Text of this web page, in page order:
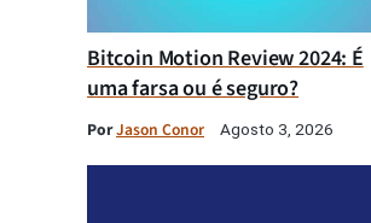
Bitcoin Motion Review 2024: É
uma farsa ou é seguro?
PorJason Conor Agosto 3, 2026